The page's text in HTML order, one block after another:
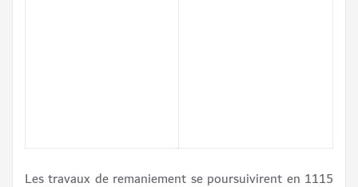
Les travaux de remaniement se poursuivirent en 1115